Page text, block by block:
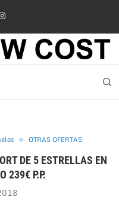
OTRAS OFERTAS
DE 5 ESTRELLAS EN
239€ P.P.